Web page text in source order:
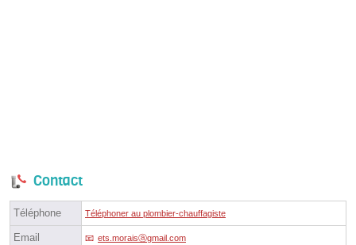
Contact
Téléphone Téléphoner au plombier-chauffagiste
Email ets.moraisⓐgmail.com